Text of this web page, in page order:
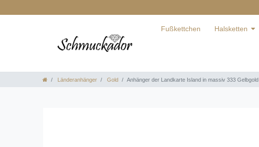
Fußkettchen Halsketten
Länderanhänger Gold Anhänger der Landkarte Island in massiv 333 Gelbgold